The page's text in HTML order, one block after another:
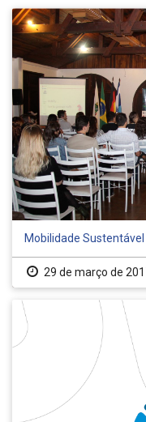
Mobilidade
29 de março de